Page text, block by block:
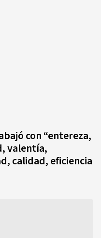
con “entereza,
valentía,
calidad, eficiencia